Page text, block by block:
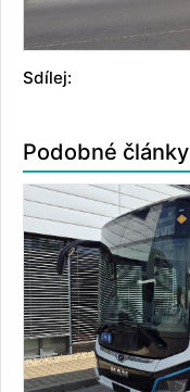
Sdílej:
Podobné články